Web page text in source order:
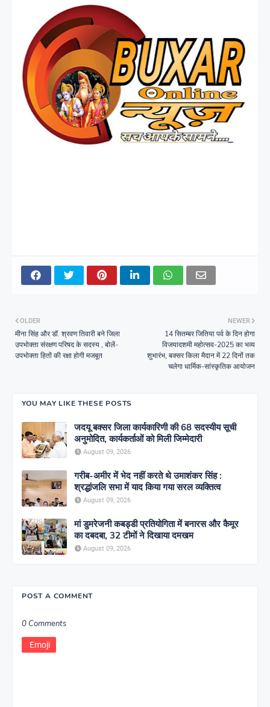
NEWER
14 सितम्बर जितिया पर्व के दिन होगा
विजयादशमी महोत्सव-2025 का भव्य
शुभारंभ, बक्सर किला मैदान में 22 दिनों तक
चलेगा धार्मिक-सांस्कृतिक आयोजन
OLDER
मीना सिंह और डॉ. श्रवण तिवारी बने जिला
उपभोक्ता संरक्षण परिषद के सदस्य , बोलें-
उपभोक्ता हितों की रक्षा होगी मजबूत
YOU MAY LIKE THESE POSTS
जदयू बक्सर जिला कार्यकारिणी की 68 सदस्यीय सूची
अनुमोदित, कार्यकर्ताओं को मिली जिम्मेदारी
August 09, 2026
गरीब-अमीर में भेद नहीं करते थे उमाशंकर सिंह :
श्रद्धांजलि सभा में याद किया गया सरल व्यक्तित्व
August 09, 2026
मां डुमरेजनी कबड्डी प्रतियोगिता में बनारस और कैमूर
का दबदबा, 32 टीमों ने दिखाया दमखम
August 09, 2026
POST A COMMENT
0 Comments
Emoji